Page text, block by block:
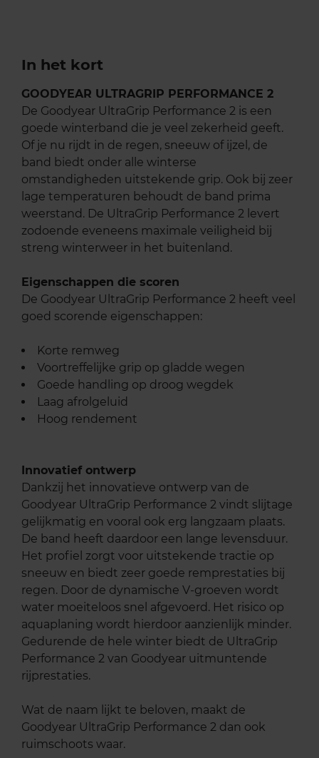
In het kort
GOODYEAR ULTRAGRIP PERFORMANCE 2
De Goodyear UltraGrip Performance 2 is een
goede winterband die je veel zekerheid geeft.
Of je nu rijdt in de regen, sneeuw of ijzel, de
band biedt onder alle winterse
omstandigheden uitstekende grip. Ook bij zeer
lage temperaturen behoudt de band prima
weerstand. De UltraGrip Performance 2 levert
zodoende eveneens maximale veiligheid bij
streng winterweer in het buitenland.
Eigenschappen die scoren
De Goodyear UltraGrip Performance 2 heeft veel
goed scorende eigenschappen:
Korte remweg
Voortreffelijke grip op gladde wegen
Goede handling op droog wegdek
Laag afrolgeluid
Hoog rendement
Innovatief ontwerp
Dankzij het innovatieve ontwerp van de
Goodyear UltraGrip Performance 2 vindt slijtage
gelijkmatig en vooral ook erg langzaam plaats.
De band heeft daardoor een lange levensduur.
Het profiel zorgt voor uitstekende tractie op
sneeuw en biedt zeer goede remprestaties bij
regen. Door de dynamische V-groeven wordt
water moeiteloos snel afgevoerd. Het risico op
aquaplaning wordt hierdoor aanzienlijk minder.
Gedurende de hele winter biedt de UltraGrip
Performance 2 van Goodyear uitmuntende
rijprestaties.
Wat de naam lijkt te beloven, maakt de
Goodyear UltraGrip Performance 2 dan ook
ruimschoots waar.